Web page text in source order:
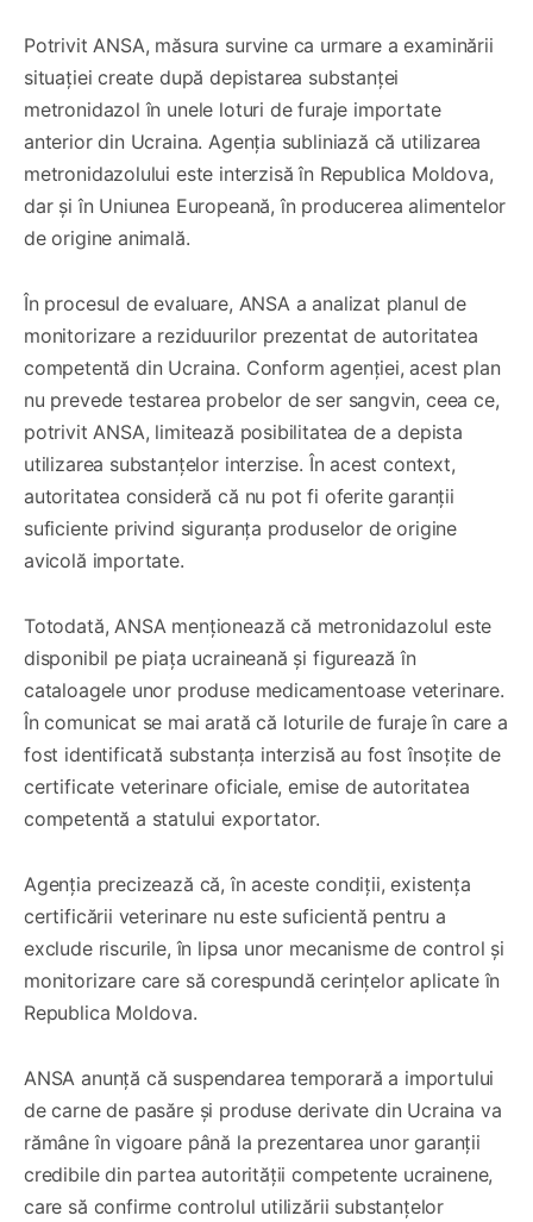
Potrivit ANSA, măsura survine ca urmare a examinării
situației create după depistarea substanței
metronidazol în unele loturi de furaje importate
anterior din Ucraina. Agenția subliniază că utilizarea
metronidazolului este interzisă în Republica Moldova,
dar și în Uniunea Europeană, în producerea alimentelor
de origine animală.
În procesul de evaluare, ANSA a analizat planul de
monitorizare a reziduurilor prezentat de autoritatea
competentă din Ucraina. Conform agenției, acest plan
nu prevede testarea probelor de ser sangvin, ceea ce,
potrivit ANSA, limitează posibilitatea de a depista
utilizarea substanțelor interzise. În acest context,
autoritatea consideră că nu pot fi oferite garanții
suficiente privind siguranța produselor de origine
avicolă importate.
Totodată, ANSA menționează că metronidazolul este
disponibil pe piața ucraineană și figurează în
cataloagele unor produse medicamentoase veterinare.
În comunicat se mai arată că loturile de furaje în care a
fost identificată substanța interzisă au fost însoțite de
certificate veterinare oficiale, emise de autoritatea
competentă a statului exportator.
Agenția precizează că, în aceste condiții, existența
certificării veterinare nu este suficientă pentru a
exclude riscurile, în lipsa unor mecanisme de control și
monitorizare care să corespundă cerințelor aplicate în
Republica Moldova.
ANSA anunță că suspendarea temporară a importului
de carne de pasăre și produse derivate din Ucraina va
rămâne în vigoare până la prezentarea unor garanții
credibile din partea autorității competente ucrainene,
care să confirme controlul utilizării substanțelor